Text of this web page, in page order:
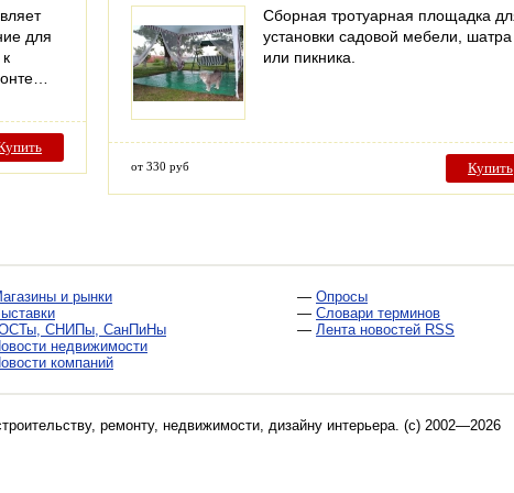
для
Сборная тротуарная площадка
установки садовой мебели, шатра
или пикника.
от 330 руб Купить
и рынки
СНИПы, СанПиНы
недвижимости
компаний
— Опросы
— Словари терминов
— Лента новостей RSS
ремонту, недвижимости, дизайну интерьера. (c) 2002—2026